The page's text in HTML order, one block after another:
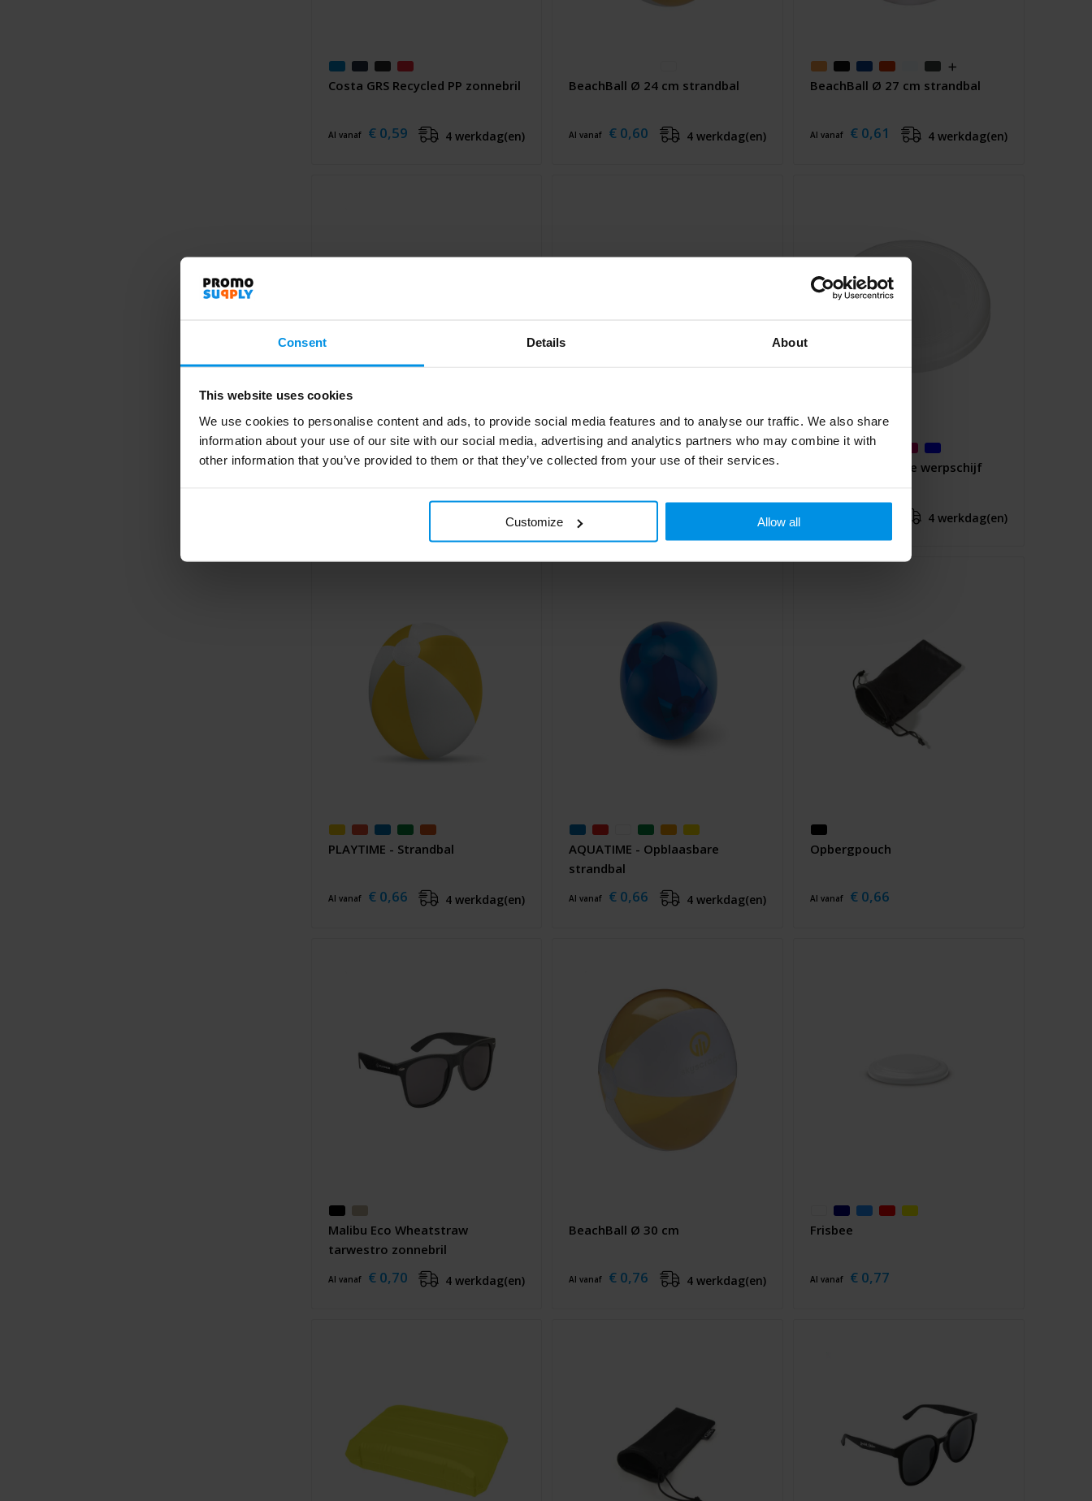
Consent Details About
This website uses cookies
We use cookies to personalise content and ads, to provide social media features and to analyse our traffic. We also share
information about your use of our site with our social media, advertising and analytics partners who may combine it with
other information that you’ve provided to them or that they’ve collected from your use of their services.
Customize Allow all
Costa GRS Recycled PP zonnebril
Al vanaf € 0,59 4 werkdag(en)
BeachBall Ø 24 cm strandbal
Al vanaf € 0,60 4 werkdag(en)
BeachBall Ø 27 cm strandbal
Al vanaf € 0,61 4 werkdag(en)
Malibu zonnebril
4 werkdag(en)
Frisbee vouwbaar
Al vanaf
Crest gerecyclede werpschijf
4 werkdag(en)
PLAYTIME - Strandbal
Al vanaf € 0,66 4 werkdag(en)
AQUATIME - Opblaasbare
strandbal
Al vanaf € 0,66 4 werkdag(en)
Opbergpouch
Al vanaf € 0,66
Malibu Eco Wheatstraw
tarwestro zonnebril
Al vanaf € 0,70 4 werkdag(en)
BeachBall Ø 30 cm
Al vanaf € 0,76 4 werkdag(en)
Frisbee
Al vanaf € 0,77